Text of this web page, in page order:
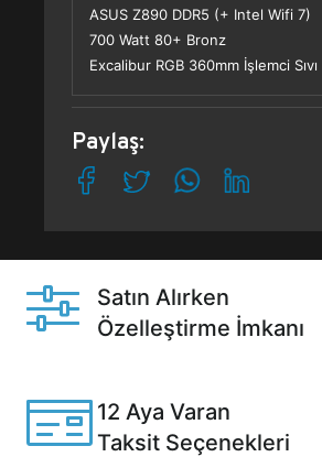
ASUS Z890 DDR5 (+ Intel Wifi 7)
700 Watt 80+ Bronz
Excalibur RGB 360mm İşlemci
Paylaş:
Satın Alırken
Özelleştirme İmkanı
12 Aya Varan
Taksit Seçenekleri